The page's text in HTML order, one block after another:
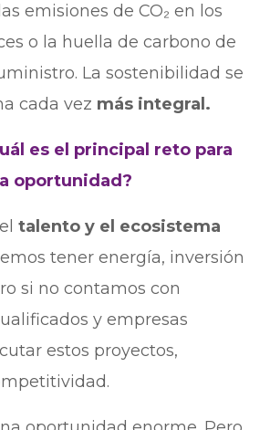
emisiones de CO₂ en los
o la huella de carbono de
La sostenibilidad se
cada vez más integral.
es el principal reto para
oportunidad?
eltalento y el ecosistema
tener energía, inversión
si no contamos con
y empresas
estos proyectos,